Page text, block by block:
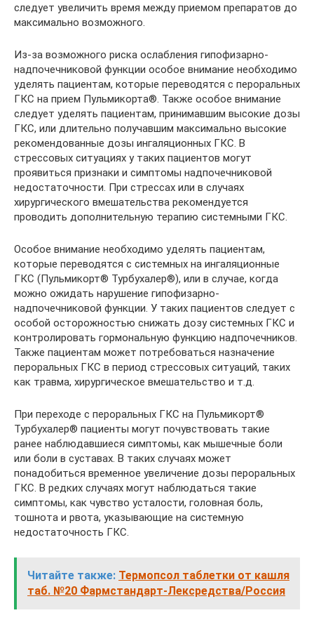
следует увеличить время между приемом препаратов до
максимально возможного.
Из-за возможного риска ослабления гипофизарно-
надпочечниковой функции особое внимание необходимо
уделять пациентам, которые переводятся с пероральных
ГКС на прием Пульмикорта®. Также особое внимание
следует уделять пациентам, принимавшим высокие дозы
ГКС, или длительно получавшим максимально высокие
рекомендованные дозы ингаляционных ГКС. В
стрессовых ситуациях у таких пациентов могут
проявиться признаки и симптомы надпочечниковой
недостаточности. При стрессах или в случаях
хирургического вмешательства рекомендуется
проводить дополнительную терапию системными ГКС.
Особое внимание необходимо уделять пациентам,
которые переводятся с системных на ингаляционные
ГКС (Пульмикорт® Турбухалер®), или в случае, когда
можно ожидать нарушение гипофизарно-
надпочечниковой функции. У таких пациентов следует с
особой осторожностью снижать дозу системных ГКС и
контролировать гормональную функцию надпочечников.
Также пациентам может потребоваться назначение
пероральных ГКС в период стрессовых ситуаций, таких
как травма, хирургическое вмешательство и т.д.
При переходе с пероральных ГКС на Пульмикорт®
Турбухалер® пациенты могут почувствовать такие
ранее наблюдавшиеся симптомы, как мышечные боли
или боли в суставах. В таких случаях может
понадобиться временное увеличение дозы пероральных
ГКС. В редких случаях могут наблюдаться такие
симптомы, как чувство усталости, головная боль,
тошнота и рвота, указывающие на системную
недостаточность ГКС.
Читайте также: Термопсол таблетки от кашля
таб. №20 Фармстандарт-Лексредства/Россия